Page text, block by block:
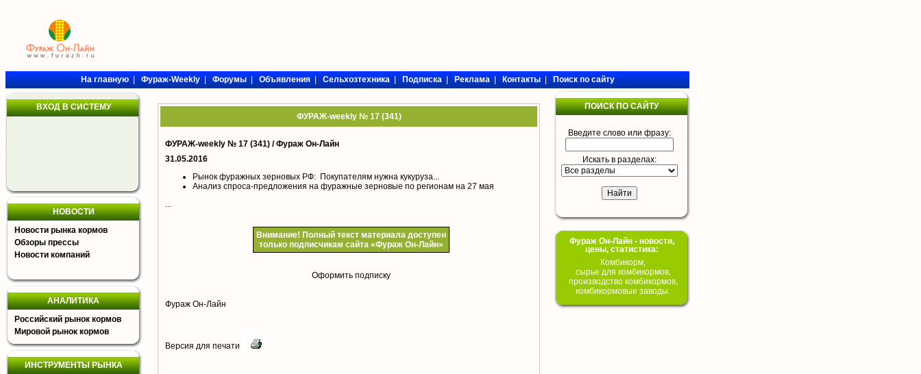
На главную|Фураж-Weekly|Форумы|Объявления|Сельхозтехника|Подписка|Реклама|Контакты|Поиск по сайту
ВХОД В СИСТЕМУ
НОВОСТИ
Новости рынка кормов
Обзоры прессы
Новости компаний
АНАЛИТИКА
Российский рынок кормов
Мировой рынок кормов
ИНСТРУМЕНТЫ РЫНКА
ФУРАЖ-weekly № 17 (341)
ФУРАЖ-weekly № 17 (341) /Фураж Он-Лайн
31.05.2016
Рынок фуражных зерновых РФ: Покупателям нужна кукуруза...
Анализ спроса-предложения на фуражные зерновые по регионам на 27 мая
...
Внимание! Полный текст материала доступен
только подписчикам сайта «Фураж Он-Лайн»
Оформить подписку
Фураж Он-Лайн
Версия для печати
ПОИСК ПО САЙТУ
Введите слово или фразу:
Искать в разделах:
Фураж Он-Лайн - новости,
цены, статистика:
Комбикорм,
сырье для комбикормов,
производство комбикормов,
комбикормовые заводы.